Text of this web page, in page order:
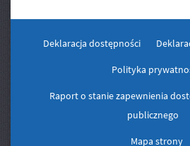
Deklaracja dostępności
Polityka
Raport o stanie zapewnienia
publicznego
Mapa strony